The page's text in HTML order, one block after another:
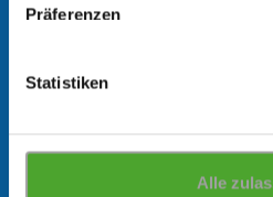
Präferenzen
Statistiken
Alle